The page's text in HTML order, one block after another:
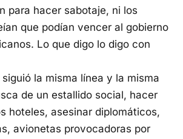
para hacer sabotaje, ni los
que podían vencer al gobierno
Lo que digo lo digo con
la misma línea y la misma
de un estallido social, hacer
hoteles, asesinar diplomáticos,
avionetas provocadoras por